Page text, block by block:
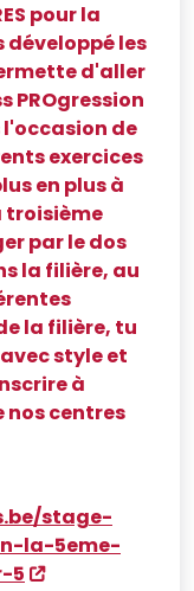
pour la
les
d'aller
PROgression
de
exercices
en plus à
troisième
par le dos
la filière, au
la filière, tu
style et
à
nos centres
stage-
la-5eme-
5